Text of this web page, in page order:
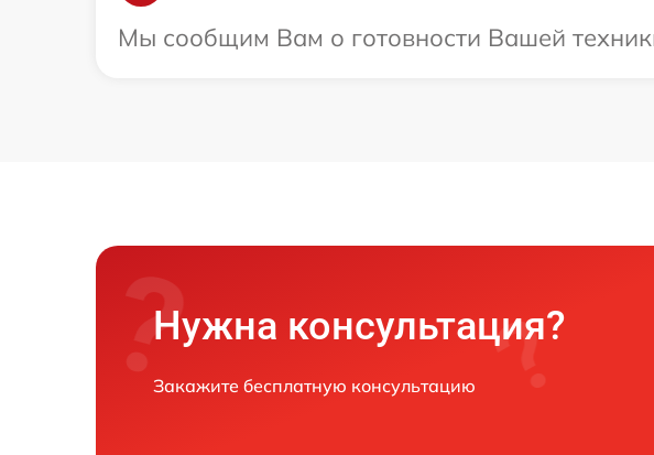
Мы сообщим Вам о готовности Вашей
Нужна консультация?
Закажите бесплатную консультацию